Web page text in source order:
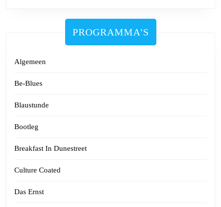
PROGRAMMA'S
Algemeen
Be-Blues
Blaustunde
Bootleg
Breakfast In Dunestreet
Culture Coated
Das Ernst